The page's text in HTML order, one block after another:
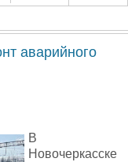
аварийного
В
Новочеркасске